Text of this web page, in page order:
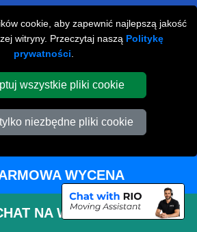
cookie, aby zapewnić najlepszą jakość
witryny. Przeczytaj naszą Politykę
prywatności
wszystkie pliki cookie
niezbędne pliki cookie
Napisz do nas
+44 208 099 9173
Kontakt
FAQ
Rekomendacje
Polityka Prywatności
WYCENA
NA WHATSAPP